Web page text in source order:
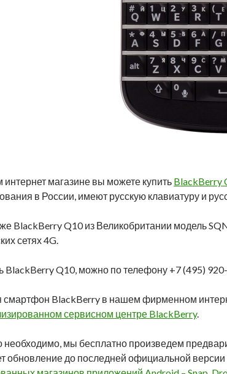
магазине вы можете купить BlackBerry
в России, имеют русскую клавиатуру и
BlackBerry Q10 из Великобритании модель
сетях 4G.
BlackBerry Q10, можно по телефону +7 (495)
смартфон BlackBerry в нашем фирменном
сервисном центре BlackBerry.
необходимо, мы бесплатно произведем
обновление до последней официальной